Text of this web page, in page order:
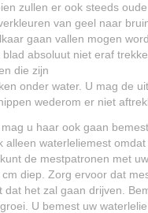
zullen er ook steeds
van geel naar
gaan vallen mogen
absoluut niet eraf
die zijn
onder water. U mag de
wederom er niet
u haar ook gaan
waterleliemest
de mestpatronen met
diep. Zorg ervoor dat
het zal gaan drijven.
U bemest uw